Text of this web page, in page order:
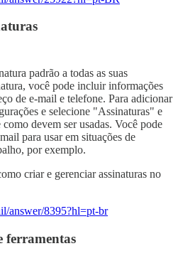
padrão a todas as suas
você pode incluir informações
de e-mail e telefone. Para adicionar
e selecione "Assinaturas" e
devem ser usadas. Você pode
para usar em situações de
por exemplo.
criar e gerenciar assinaturas no
answer/8395?hl=pt-br
ferramentas